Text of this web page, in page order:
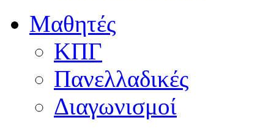
Μαθητές
ΚΠΓ
Πανελλαδικές
Διαγωνισμοί